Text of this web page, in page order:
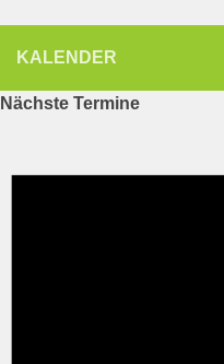
KALENDER
Nächste Termine